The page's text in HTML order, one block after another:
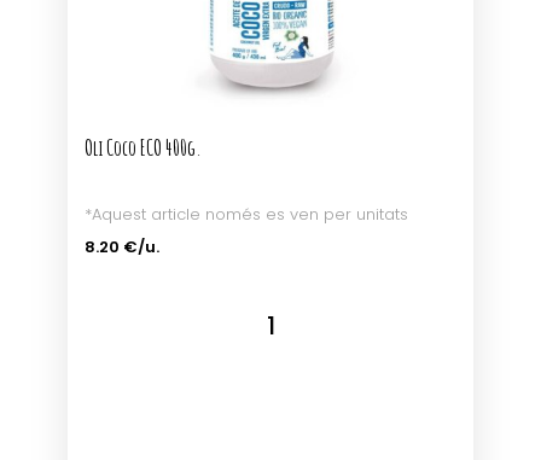
Oli Coco ECO 400g.
*Aquest article només es ven per unitats
8.20 €/u.